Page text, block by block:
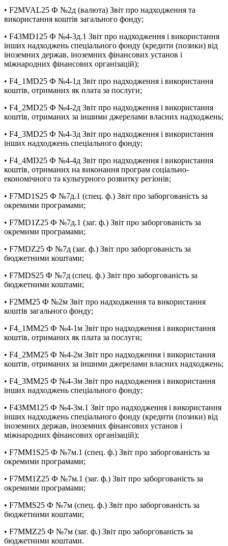
• F2MVAL25 Ф №2д (валюта) Звіт про надходження та
використання коштів загального фонду;
• F43MD125 Ф №4-3д.1 Звіт про надходження і використання
інших надходжень спеціального фонду (кредити (позики) від
іноземних держав, іноземних фінансових установ і
міжнародних фінансових організацій);
• F4_1MD25 Ф №4-1д Звіт про надходження і використання
коштів, отриманих як плата за послуги;
• F4_2MD25 Ф №4-2д Звіт про надходження і використання
коштів, отриманих за іншими джерелами власних надходжень;
• F4_3MD25 Ф №4-3д Звіт про надходження і використання
інших надходжень спеціального фонду;
• F4_4MD25 Ф №4-4д Звіт про надходження і використання
коштів, отриманих на виконання програм соціально-
економічного та культурного розвитку регіонів;
• F7MD1S25 Ф №7д.1 (спец. ф.) Звіт про заборгованість за
окремими програмами;
• F7MD1Z25 Ф №7д.1 (заг. ф.) Звіт про заборгованість за
окремими програмами;
• F7MDZ25 Ф №7д (заг. ф.) Звіт про заборгованість за
бюджетними коштами;
• F7MDS25 Ф №7д (спец. ф.) Звіт про заборгованість за
бюджетними коштами;
• F2MM25 Ф №2м Звіт про надходження та використання
коштів загального фонду;
• F4_1MM25 Ф №4-1м Звіт про надходження і використання
коштів, отриманих як плата за послуги;
• F4_2MM25 Ф №4-2м Звіт про надходження і використання
коштів, отриманих за іншими джерелами власних надходжень;
• F4_3MM25 Ф №4-3м Звіт про надходження і використання
інших надходжень спеціального фонду;
• F43MM125 Ф №4-3м.1 Звіт про надходження і використання
інших надходжень спеціального фонду (кредити (позики) від
іноземних держав, іноземних фінансових установ і
міжнародних фінансових організацій);
• F7MM1S25 Ф №7м.1 (спец. ф.) Звіт про заборгованість за
окремими програмами;
• F7MM1Z25 Ф №7м.1 (заг. ф.) Звіт про заборгованість за
окремими програмами;
• F7MMS25 Ф №7м (спец. ф.) Звіт про заборгованість за
бюджетними коштами;
• F7MMZ25 Ф №7м (заг. ф.) Звіт про заборгованість за
бюджетними коштами.